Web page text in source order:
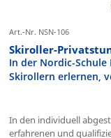
Art.-Nr. NSN-106
Skiroller-
In der Nordic-
Skirollern erlernen,
In den individuell
erfahrenen und